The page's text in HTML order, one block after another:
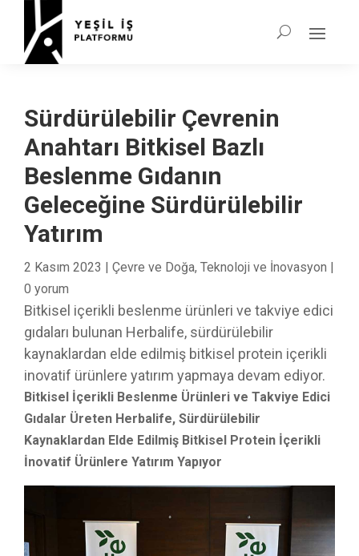
Sürdürülebilir Çevrenin
Anahtarı Bitkisel Bazlı
Beslenme Gıdanın
Geleceğine Sürdürülebilir
Yatırım
2 Kasım 2023 | Çevre ve Doğa, Teknoloji ve İnovasyon |
0 yorum
Bitkisel içerikli beslenme ürünleri ve takviye edici
gıdaları bulunan Herbalife, sürdürülebilir
kaynaklardan elde edilmiş bitkisel protein içerikli
inovatif ürünlere yatırım yapmaya devam ediyor.
Bitkisel İçerikli Beslenme Ürünleri ve Takviye Edici
Gıdalar Üreten Herbalife, Sürdürülebilir
Kaynaklardan Elde Edilmiş Bitkisel Protein İçerikli
İnovatif Ürünlere Yatırım Yapıyor